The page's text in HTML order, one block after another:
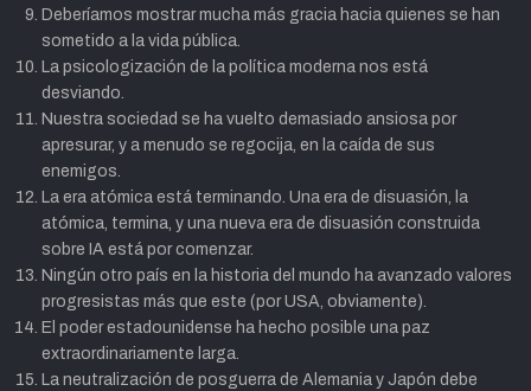
Deberíamos mostrar mucha más gracia hacia quienes se han
sometido a la vida pública.
La psicologización de la política moderna nos está
desviando.
Nuestra sociedad se ha vuelto demasiado ansiosa por
apresurar, y a menudo se regocija, en la caída de sus
enemigos.
La era atómica está terminando. Una era de disuasión, la
atómica, termina, y una nueva era de disuasión construida
sobre IA está por comenzar.
Ningún otro país en la historia del mundo ha avanzado valores
progresistas más que este (por USA, obviamente).
El poder estadounidense ha hecho posible una paz
extraordinariamente larga.
La neutralización de posguerra de Alemania y Japón debe